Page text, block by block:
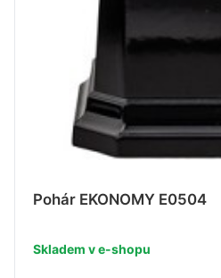
Pohár EKONOMY E0504
Skladem v e-shopu